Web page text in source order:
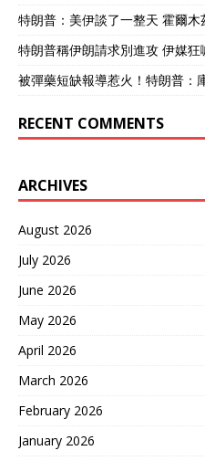
特朗普：美伊談了一整天 霍爾木
特朗普稱伊朗請求別進攻 伊媒狂
被彈藥短缺報導惹火！特朗普：
RECENT COMMENTS
ARCHIVES
August 2026
July 2026
June 2026
May 2026
April 2026
March 2026
February 2026
January 2026